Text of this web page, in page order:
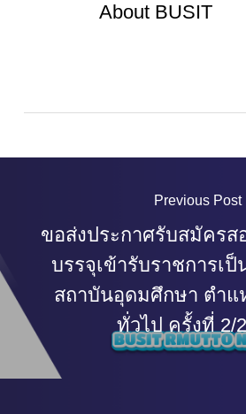
AboutBUSIT
Previous Post
ขอส่งประกาศรับสมัครส
บรรจุเข้ารับราชการเ
สถาบันอุดมศึกษา ตำแ
ทั่วไป ครั้งที่ 2/